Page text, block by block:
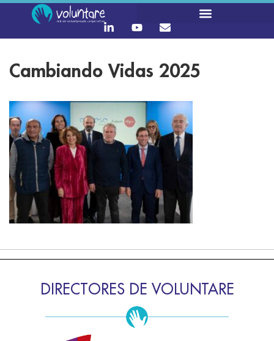
Cambiando Vidas 2025
DIRECTORES DE VOLUNTARE